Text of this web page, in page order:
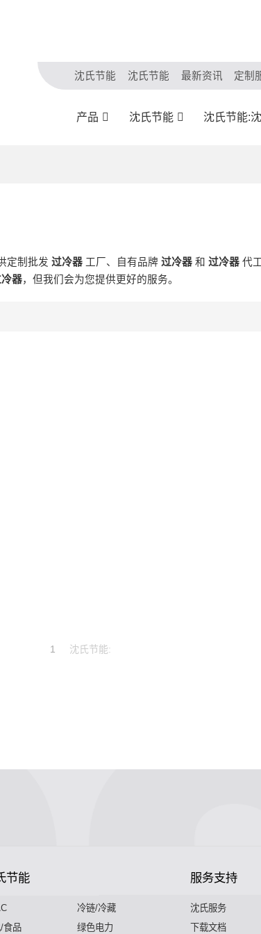
沈氏节能 沈氏节能 最新资讯 定制
产品 沈氏节能 沈氏节能:
定制批发 过冷器工厂、自有品牌 过冷器和 过冷器代
器，但我们会为您提供更好的服务。
1 沈氏节能:
节能
冷链/冷藏
食品
绿色电力
服务支持
沈氏服务
下载文档